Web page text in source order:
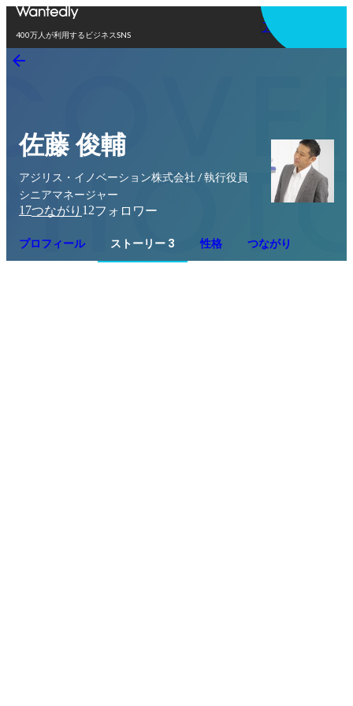
400万人が利用するビジネスSNS
アプリを使う
佐藤 俊輔
アジリス・イノベーション株式会社 / 執行役員
シニアマネージャー
17つながり 12フォロワー
プロフィール ストーリー 3 性格 つながり